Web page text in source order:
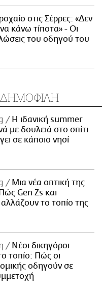
στις Σέρρες: «Δεν
κάνω τίποτα» - Οι
του οδηγού του
ΔΗΜΟΦΙΛΗ
Η ιδανική summer
με δουλειά στο σπίτι
σε κάποιο νησί
Μια νέα οπτική της
Gen Zs και
το τοπίο της
Νέοι δικηγόροι
τοπίο: Πώς οι
οδηγούν σε